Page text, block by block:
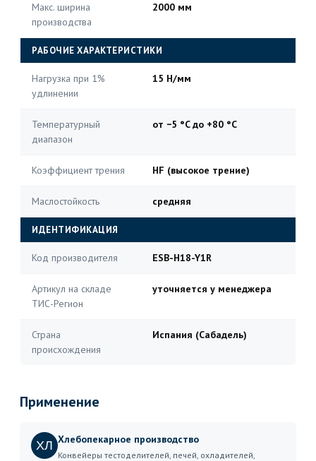
Макс. ширина
производства
2000 мм
РАБОЧИЕ ХАРАКТЕРИСТИКИ
Нагрузка при 1%
удлинении
15 Н/мм
Температурный
диапазон
от −5 °C до +80 °C
Коэффициент трения HF (высокое трение)
Маслостойкость средняя
ИДЕНТИФИКАЦИЯ
Код производителя ESB-H18-Y1R
Артикул на складе
ТИС-Регион
уточняется у менеджера
Страна
происхождения
Испания (Сабадель)
Применение
ХЛ Хлебопекарное производство
Конвейеры тестоделителей, печей, охладителей,